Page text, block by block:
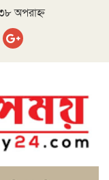
অপরাহ্ন